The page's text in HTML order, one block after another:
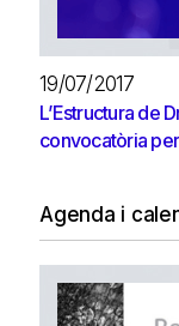
19/07/2017
L’Estructura de
convocatòria
Agenda i